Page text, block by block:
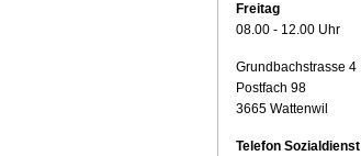
Freitag
08.00 - 12.00 Uhr
Grundbachstrasse 4
Postfach 98
3665 Wattenwil
Telefon Sozialdienst